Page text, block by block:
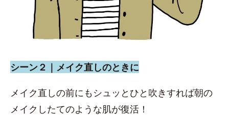
シーン２｜メイク直しのときに
メイク直しの前にもシュッとひと吹きすれば朝の
メイクしたてのような肌が復活！